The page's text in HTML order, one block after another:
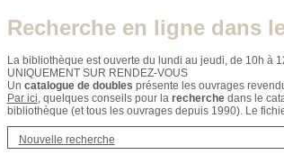
Recherche en ligne dans
La bibliothèque est ouverte du lundi au jeudi, de 10h à
UNIQUEMENT SUR RENDEZ-VOUS
Un catalogue de doubles présente les ouvrages
Par ici, quelques conseils pour la recherchedans le
bibliothèque (et tous les ouvrages depuis 1990). Le
Nouvelle recherche